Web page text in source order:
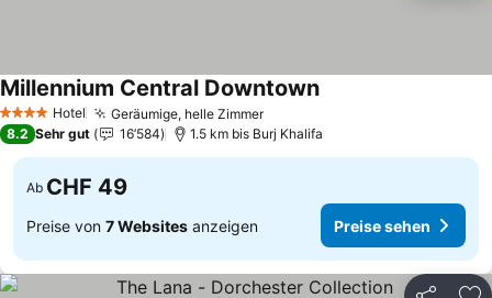
4 Sterne Hotel Geräumige, helle Zimmer
Millennium Central Downtown
8.2 Sehr gut 16’584 1.5 km bis Burj Khalifa
Ab CHF 49
Preise von 7 Websites anzeigen Preise sehen